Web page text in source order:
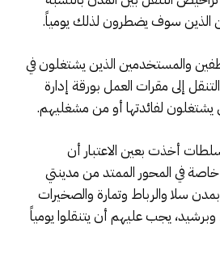
الذين سوف يضطرون لذلك يومياً.
والمستخدمين الذين يشتغلون في
إلى مقرات العمل بورقة إدارة
لفائدتها أو من مشغليهم.
أخذت بعين الاعتبار أن
في المحور الممتد من مدينتي
سلا والرباط وتمارة والصخيرات
وبرشيد، يجب عليهم أن يتنقلوا يومياً